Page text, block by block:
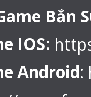
Bắn
IOS:
Android: